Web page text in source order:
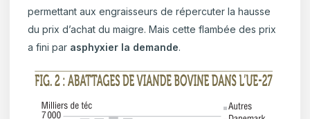
permettant aux engraisseurs de répercuter la hausse
du prix d’achat du maigre. Mais cette flambée des prix
a fini par asphyxier la demande.